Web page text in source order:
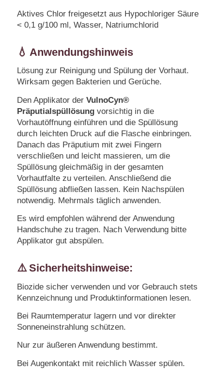
Aktives Chlor freigesetzt aus Hypochloriger Säure
< 0,1 g/100 ml, Wasser, Natriumchlorid
💧 Anwendungshinweis
Lösung zur Reinigung und Spülung der Vorhaut.
Wirksam gegen Bakterien und Gerüche.
Den Applikator der VulnoCyn®
Präputialspüllösungvorsichtig in die
Vorhautöffnung einführen und die Spüllösung
durch leichten Druck auf die Flasche einbringen.
Danach das Präputium mit zwei Fingern
verschließen und leicht massieren, um die
Spüllösung gleichmäßig in der gesamten
Vorhautfalte zu verteilen. Anschließend die
Spüllösung abfließen lassen. Kein Nachspülen
notwendig. Mehrmals täglich anwenden.
Es wird empfohlen während der Anwendung
Handschuhe zu tragen. Nach Verwendung bitte
Applikator gut abspülen.
⚠️Sicherheitshinweise:
Biozide sicher verwenden und vor Gebrauch stets
Kennzeichnung und Produktinformationen lesen.
Bei Raumtemperatur lagern und vor direkter
Sonneneinstrahlung schützen.
Nur zur äußeren Anwendung bestimmt.
Bei Augenkontakt mit reichlich Wasser spülen.